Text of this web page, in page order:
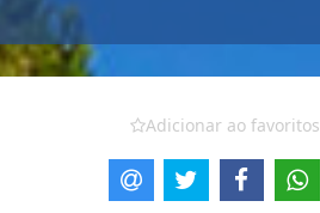
Adicionar ao favoritos